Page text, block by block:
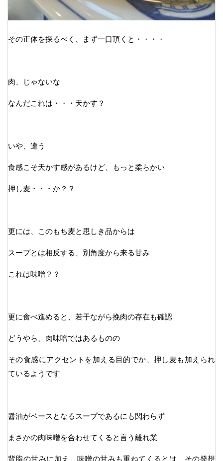
その正体を探るべく、まず一口頂くと・・・・
肉、じゃないな
なんだこれは・・・天かす？
いや、違う
食感こそ天かす感があるけど、もっと柔らかい
押し麦・・・か？？
更には、このもち麦と思しき品からは
スープとは相反する、別角度から来る甘み
これは味噌？？
更に食べ進めると、若干ながら挽肉の存在も確認
どうやら、肉味噌ではあるものの
その食感にアクセントを加える目的でか、押し麦も加えられ
ているようです
醤油がベースとなるスープであるにも関わらず
まさかの肉味噌を合わせてくると言う離れ業
背脂の甘みに加え、味噌の甘みも重ねてくるとは、その発想